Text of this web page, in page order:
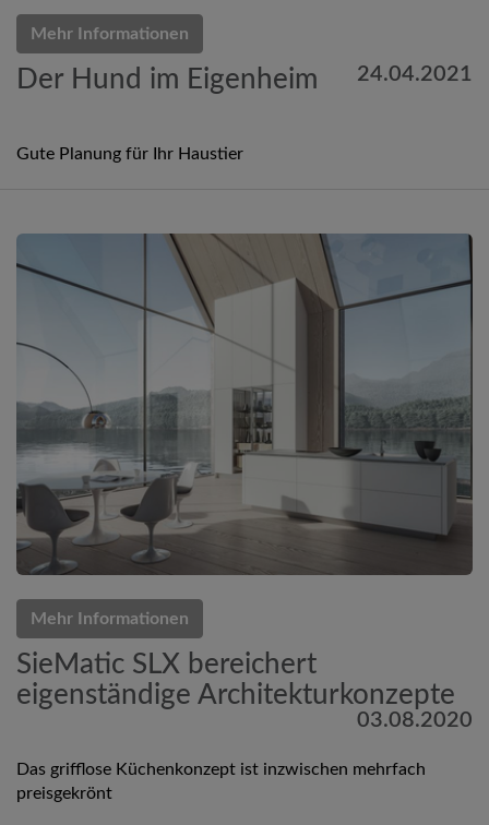
Mehr Informationen
Der Hund im Eigenheim 24.04.2021
Gute Planung für Ihr Haustier
Mehr Informationen
SieMatic SLX bereichert
eigenständige Architekturkonzepte
03.08.2020
Das grifflose Küchenkonzept ist inzwischen mehrfach
preisgekrönt